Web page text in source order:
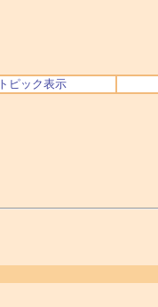
トピック表示